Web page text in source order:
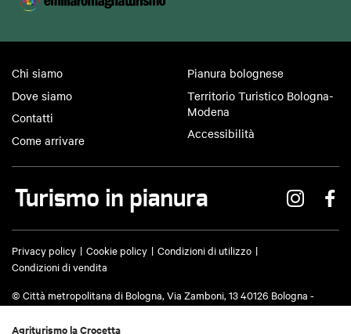
Agriturismo la Crocetta
Chi siamo
Dove siamo
Contatti
Come arrivare
Pianura bolognese
Territorio Turistico Bologna-
Modena
Accessibilità
Privacy policy Cookie policy
Condizioni di utilizzo
Condizioni di vendita
© Città metropolitana di Bologna, Via Zamboni, 13 40126 Bologna -
certificata:cm.bo@cert.cittametropolitana.bo.it